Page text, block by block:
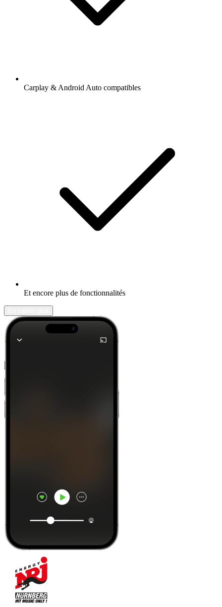
Carplay & Android Auto compatibles
Et encore plus de fonctionnalités